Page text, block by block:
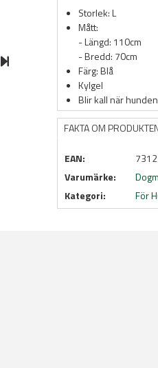
Storlek: L
Mått:
- Längd: 110cm
- Bredd: 70cm
Färg: Blå
Kylgel
Blir kall när
FAKTA OM
EAN:
Varumärke:
Kategori:
För